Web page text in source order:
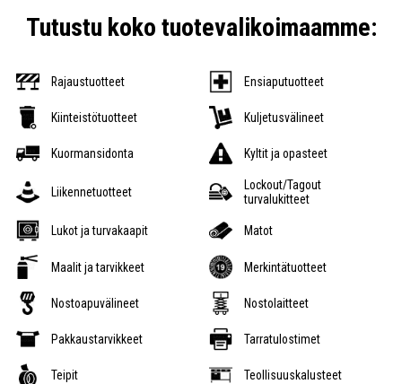
Tutustu koko tuotevalikoimaamme:
Rajaustuotteet Ensiaputuotteet
Kiinteistötuotteet Kuljetusvälineet
Kuormansidonta Kyltit ja opasteet
Liikennetuotteet
Lockout/Tagout
turvalukitteet
Lukot ja turvakaapit Matot
Maalit ja tarvikkeet Merkintätuotteet
Nostoapuvälineet Nostolaitteet
Pakkaustarvikkeet Tarratulostimet
Teipit Teollisuuskalusteet